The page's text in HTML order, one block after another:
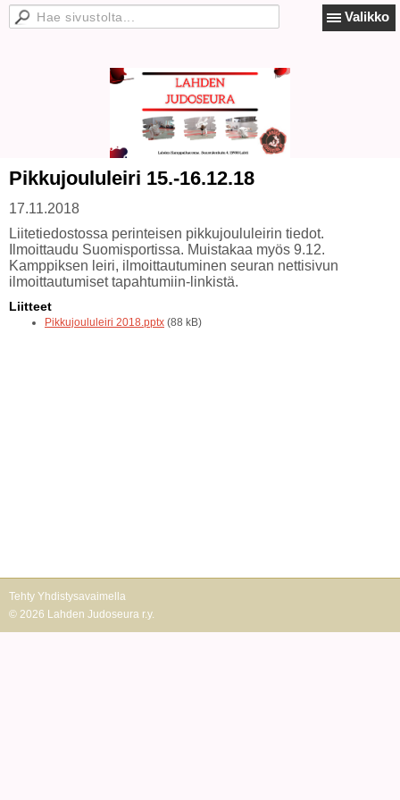
Valikko
Pikkujoululeiri 15.-16.12.18
17.11.2018
Liitetiedostossa perinteisen pikkujoululeirin tiedot.
Ilmoittaudu Suomisportissa. Muistakaa myös 9.12.
Kamppiksen leiri, ilmoittautuminen seuran nettisivun
ilmoittautumiset tapahtumiin-linkistä.
Liitteet
Pikkujoululeiri 2018.pptx (88 kB)
Tehty Yhdistysavaimella
© 2026 Lahden Judoseura r.y.